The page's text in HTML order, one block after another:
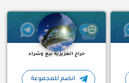
حراج العزيزية بيع وشراء
انضم للمجموعة